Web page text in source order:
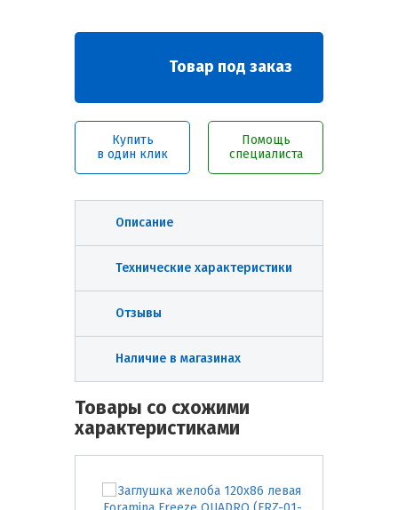
Товар под заказ
Купить
в один клик
Помощь
специалиста
Описание
Технические характеристики
Отзывы
Наличие в магазинах
Товары со схожими
характеристиками